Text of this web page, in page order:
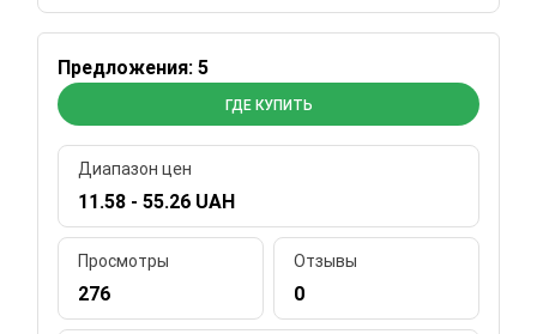
Предложения: 5
ГДЕ КУПИТЬ
Диапазон цен
11.58 - 55.26 UAH
Просмотры
276
Отзывы
0